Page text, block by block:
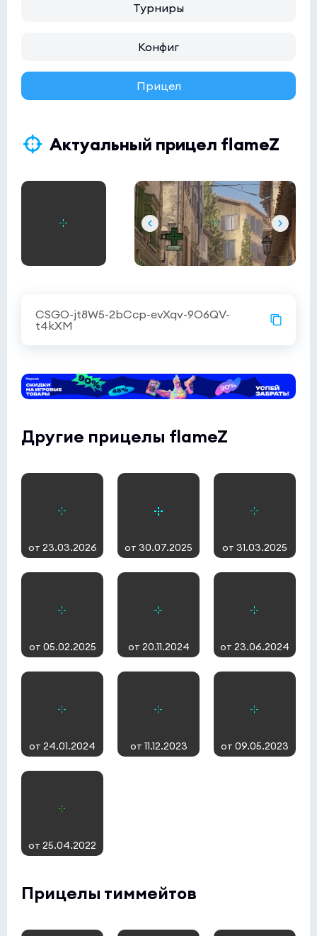
Турниры
Конфиг
Прицел
Актуальный прицел flameZ
CSGO-jt8W5-2bCcp-evXqv-9O6QV-
t4kXM
Другие прицелы flameZ
от 23.03.2026 от 30.07.2025 от 31.03.2025
от 05.02.2025 от 20.11.2024 от 23.06.2024
от 24.01.2024 от 11.12.2023 от 09.05.2023
от 25.04.2022
Прицелы тиммейтов